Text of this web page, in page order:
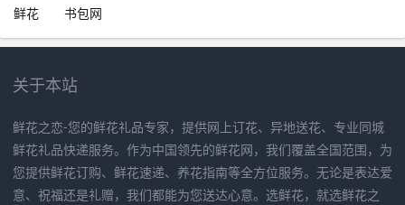
鲜花
书包网
关于本站
鲜花之恋-您的鲜花礼品专家，提供网上订花、异地送花、专业同城
鲜花礼品快递服务。作为中国领先的鲜花网，我们覆盖全国范围，为
您提供鲜花订购、鲜花速递、养花指南等全方位服务。无论是表达爱
意、祝福还是礼赠，我们都能为您送达心意。选鲜花，就选鲜花之